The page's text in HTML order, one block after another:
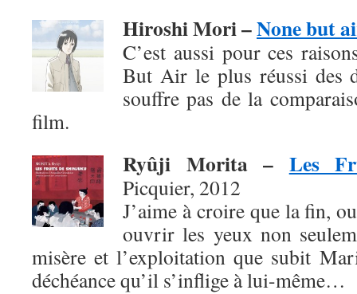
Hiroshi Mori –None but
C’est aussi pour ces
But Air le plus réussi des
souffre pas de la
film.
Ryûji Morita – Les
Picquier, 2012
J’aime à croire que la fin,
ouvrir les yeux non
misère et l’exploitation que subit
déchéance qu’il s’inflige à lui-même…